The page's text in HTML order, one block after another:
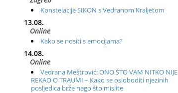
Konstelacije SIKON s Vedranom Kraljetom
13.08.
Online
Kako se nositi s emocijama?
14.08.
Online
Vedrana Meštrović: ONO ŠTO VAM NITKO NIJE
REKAO O TRAUMI – Kako se osloboditi njezinih
posljedica brže nego što mislite